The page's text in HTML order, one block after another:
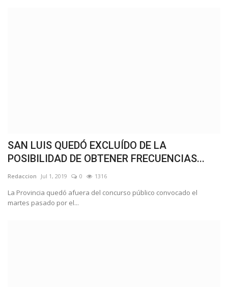
SAN LUIS QUEDÓ EXCLUÍDO DE LA
POSIBILIDAD DE OBTENER FRECUENCIAS...
Redaccion Jul 1, 2019 0 1316
La Provincia quedó afuera del concurso público convocado el
martes pasado por el...